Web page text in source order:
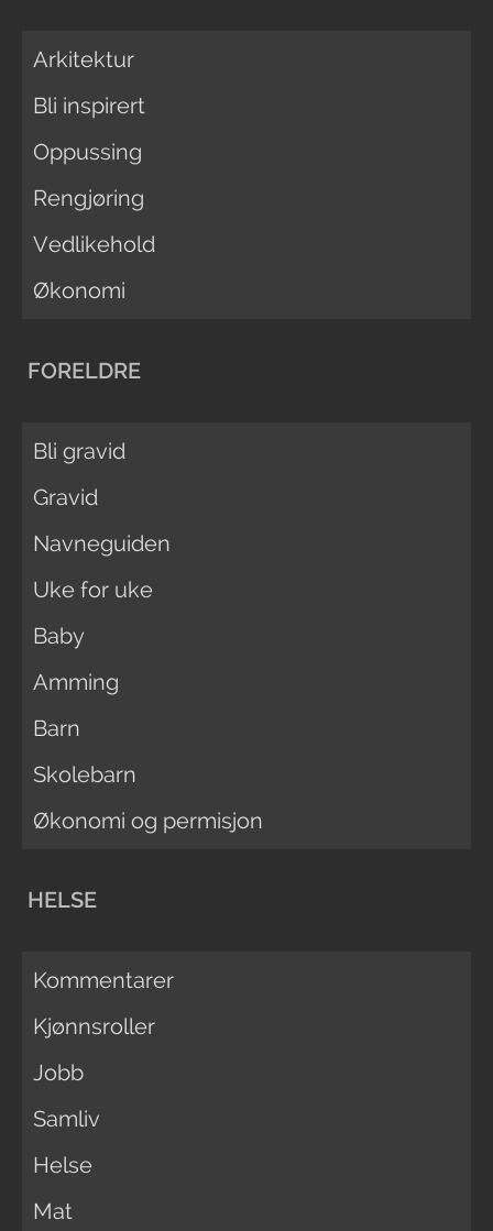
Arkitektur
Bli inspirert
Oppussing
Rengjøring
Vedlikehold
Økonomi
FORELDRE
Bli gravid
Gravid
Navneguiden
Uke for uke
Baby
Amming
Barn
Skolebarn
Økonomi og permisjon
HELSE
Kommentarer
Kjønnsroller
Jobb
Samliv
Helse
Mat